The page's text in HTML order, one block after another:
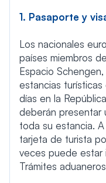
1. Pasaporte y
Los nacionales
países miembros
Espacio
estancias
días en la
deberán presentar
toda su estancia.
tarjeta de turista
veces puede estar
Trámites